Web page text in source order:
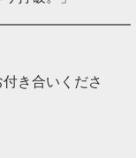
き合いくださ